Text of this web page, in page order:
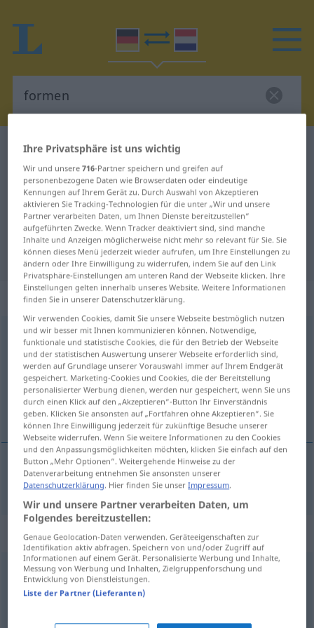
Deutsch-Niederländisch Wörterbuch
Deutsch-Niederländisch
Übersetzung für "formen"
"formen" Niederländisch
Übersetzung
„formen“
formen
Übersicht aller Übersetzungen
(Für mehr Details die Übersetzung anklicken/antippen)
vormen
vormen formen
Synonyme für "formen"
fabrizieren,bewirken,herstellen
erschaffen
Ihre Privatsphäre ist uns wichtig
Wir und unsere716-Partner speichern und greifen auf
personenbezogene Daten wie Browserdaten oder eindeutige
Kennungen auf Ihrem Gerät zu. Durch Auswahl von Akzeptieren
aktivieren Sie Tracking-Technologien für die unter „Wir und unsere
Partner verarbeiten Daten, um Ihnen Dienste bereitzustellen“
aufgeführten Zwecke. Wenn Tracker deaktiviert sind, sind manche
Inhalte und Anzeigen möglicherweise nicht mehr so relevant für Sie. Sie
können dieses Menü jederzeit wieder aufrufen, um Ihre Einstellungen zu
ändern oder Ihre Einwilligung zu widerrufen, indem Sie auf den Link
Privatsphäre-Einstellungen am unteren Rand der Webseite klicken. Ihre
Einstellungen gelten innerhalb unseres Website. Weitere Informationen
finden Sie in unserer Datenschutzerklärung.
Wir verwenden Cookies, damit Sie unsere Webseite bestmöglich nutzen
und wir besser mit Ihnen kommunizieren können. Notwendige,
funktionale und statistische Cookies, die für den Betrieb der Webseite
und der statistischen Auswertung unserer Webseite erforderlich sind,
werden auf Grundlage unserer Vorauswahl immer auf Ihrem Endgerät
gespeichert. Marketing-Cookies und Cookies, die der Bereitstellung
personalisierter Werbung dienen, werden nur gespeichert, wenn Sie uns
durch einen Klick auf den „Akzeptieren“-Button Ihr Einverständnis
geben. Klicken Sie ansonsten auf „Fortfahren ohne Akzeptieren“. Sie
können Ihre Einwilligung jederzeit für zukünftige Besuche unserer
Webseite widerrufen. Wenn Sie weitere Informationen zu den Cookies
und den Anpassungsmöglichkeiten möchten, klicken Sie einfach auf den
Button „Mehr Optionen“. Weitergehende Hinweise zu der
Datenverarbeitung entnehmen Sie ansonsten unserer
Datenschutzerklärung. Hier finden Sie unserImpressum.
Wir und unsere Partner verarbeiten Daten, um
Folgendes bereitzustellen:
Genaue Geolocation-Daten verwenden. Geräteeigenschaften zur
Identifikation aktiv abfragen. Speichern von und/oder Zugriff auf
Informationen auf einem Gerät. Personalisierte Werbung und Inhalte,
Messung von Werbung und Inhalten, Zielgruppenforschung und
Entwicklung von Dienstleistungen.
Liste der Partner (Lieferanten)